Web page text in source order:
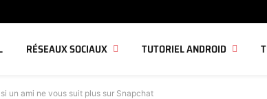
RÉSEAUX SOCIAUX TUTORIEL ANDROID
un ami ne vous suit plus sur Snapchat